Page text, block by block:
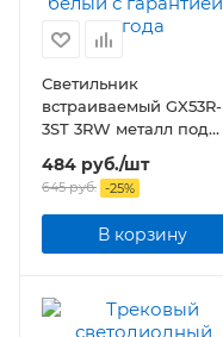
Светильник
встраиваемый GX53R-
3ST 3RW металл под
лампу GX53 230В
поворотный тройной
белый
484 руб./шт
645руб. -25%
В корзину